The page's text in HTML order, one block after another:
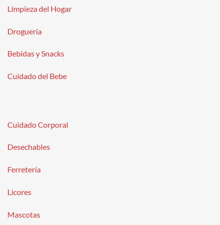
Limpieza del Hogar
Droguería
Bebidas y Snacks
Cuidado del Bebe
Cuidado Corporal
Desechables
Ferretería
Licores
Mascotas